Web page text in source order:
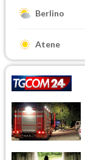
Berlino
Atene